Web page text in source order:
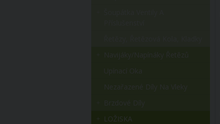
LOŽISKA